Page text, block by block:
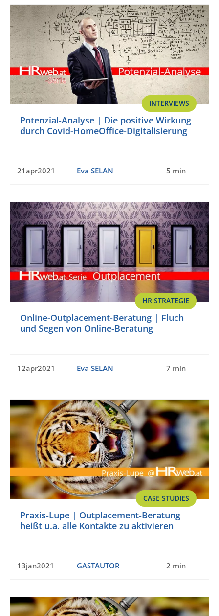
INTERVIEWS
Potenzial-Analyse | Die positive Wirkung
durch Covid-HomeOffice-Digitalisierung
21apr2021 Eva SELAN 5 min
HR STRATEGIE
Online-Outplacement-Beratung | Fluch
und Segen von Online-Beratung
12apr2021 Eva SELAN 7 min
CASE STUDIES
Praxis-Lupe | Outplacement-Beratung
heißt u.a. alle Kontakte zu aktivieren
13jan2021 GASTAUTOR 2 min